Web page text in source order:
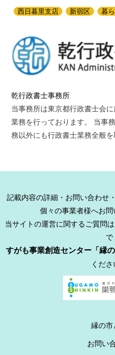
西日暮里支店 新宿区 暮
乾行政書士事務所
当事務所は東京都行政書士会
業務を行っております。 当事
務以外にも行政書士業務全般
記載内容の詳細・お問い合わせ
個々の事業者様へお問
当サイトの運営に関するご質問
で
すがも事業創造センター「縁
くださ
縁の市
お問い